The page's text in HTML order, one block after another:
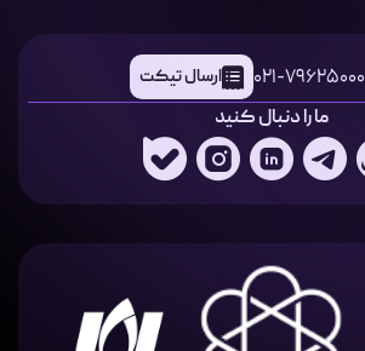
021-79625000 ارسال تیکت
ما را دنبال کنید